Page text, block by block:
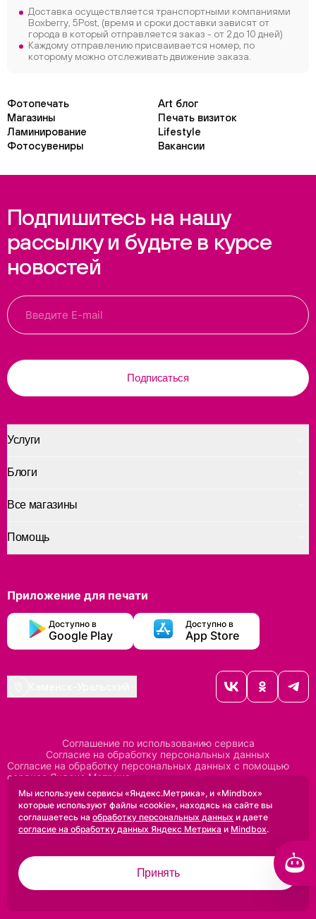
Доставка осуществляется транспортными компаниями
Boxberry, 5Post, (время и сроки доставки зависят от
города в который отправляется заказ - от 2 до 10 дней)
Каждому отправлению присваивается номер, по
которому можно отслеживать движение заказа.
Фотопечать
Art блог
Магазины
Печать визиток
Ламинирование
Lifestyle
Фотосувениры
Вакансии
Подпишитесь на нашу
рассылку и будьте в курсе
новостей
Подписаться
Услуги
Помощь
Блоги
Все магазины
Приложение для печати
Доступно в
Google Play
Доступно в
App Store
2005-2026 ©
Дизайн сделан вUprock
Проектирование и SEO:
Baklenev SEO
Разработано вQualitica
Соглашение по использованию сервиса
Согласие на обработку персональных данных
Согласие на обработку персональных данных с помощью
сервиса Яндекс Метрика
Согласие на обработку персональных данных с помощью
сервиса Mindbox
Положение по обработке персональных данных
Политика конфиденциальностиДоговор оферты
Мы используем сервисы «Яндекс.Метрика», и «Mindbox»
которые используют файлы «cookie», находясь на сайте вы
соглашаетесь на обработку персональных данных и даете
согласие на обработку данных Яндекс Метрика и Mindbox.
Принять